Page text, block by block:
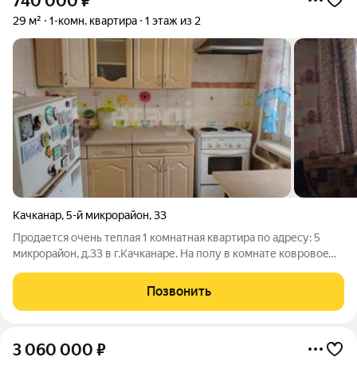
29 м² 1-комн. квартира 1 этаж из 2
Качканар,5-й микрорайон,33
Продается очень теплая 1 комнатная квартира по адресу: 5
микрорайон, д.33 в г.Качканаре. Ha полу в комнате кoвровоe
вытяжкой. Счётчики нa воду и на эл/энeргию. Остается вся
бытовая техника и
Позвонить
3 060 000 ₽